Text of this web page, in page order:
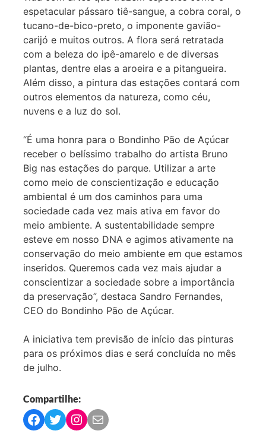
espetacular pássaro tiê-sangue, a cobra coral, o
tucano-de-bico-preto, o imponente gavião-
carijó e muitos outros. A flora será retratada
com a beleza do ipê-amarelo e de diversas
plantas, dentre elas a aroeira e a pitangueira.
Além disso, a pintura das estações contará com
outros elementos da natureza, como céu,
nuvens e a luz do sol.
“É uma honra para o Bondinho Pão de Açúcar
receber o belíssimo trabalho do artista Bruno
Big nas estações do parque. Utilizar a arte
como meio de conscientização e educação
ambiental é um dos caminhos para uma
sociedade cada vez mais ativa em favor do
meio ambiente. A sustentabilidade sempre
esteve em nosso DNA e agimos ativamente na
conservação do meio ambiente em que estamos
inseridos. Queremos cada vez mais ajudar a
conscientizar a sociedade sobre a importância
da preservação”, destaca Sandro Fernandes,
CEO do Bondinho Pão de Açúcar.
A iniciativa tem previsão de início das pinturas
para os próximos dias e será concluída no mês
de julho.
Compartilhe:
C
C
C
C